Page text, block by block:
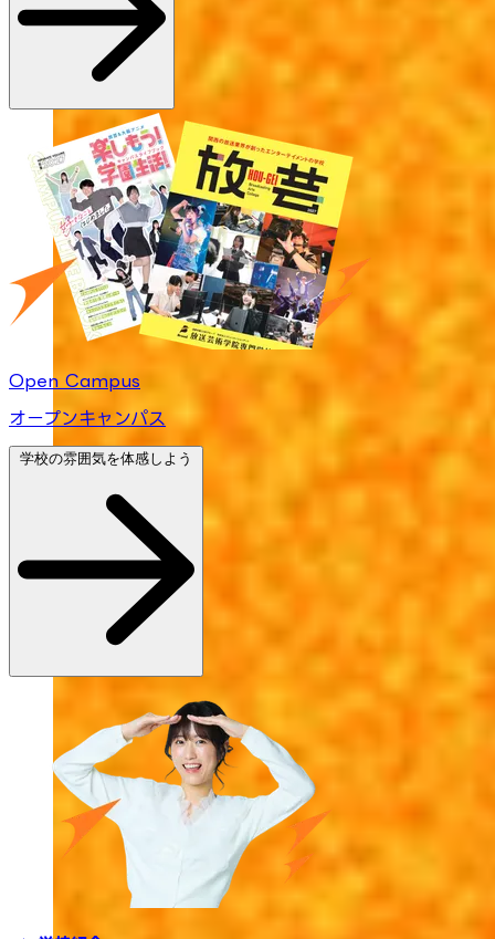
Open Campus
オープンキャンパス
学校の雰囲気を体感しよう